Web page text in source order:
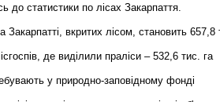
до статистики по лісах Закарпаття.
вкритих лісом, становить 657,8
де виділили праліси – 532,6 тис. га
у природно-заповідному фонді